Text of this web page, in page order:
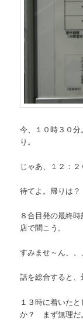
今、１０時３０
り。
じゃあ、１２：２
待てよ。帰りは
８合目発の最終
店で聞こう。
すみませ～ん、、
話を総合すると、
１３時に着いた
か？ まず無理だ。